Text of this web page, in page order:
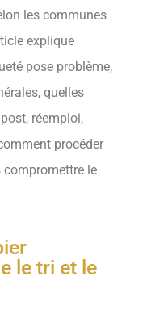
les communes
explique
pose problème,
quelles
réemploi,
procéder
compromettre le
le tri et le